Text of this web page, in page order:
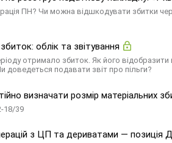
ПН? Чи можна відшкодувати збитки
облік та звітування
отримало збиток. Як його відобразити
доведеться подавати звіт про пільги?
визначати розмір матеріальних
18/39
з ЦП та дериватами — позиція